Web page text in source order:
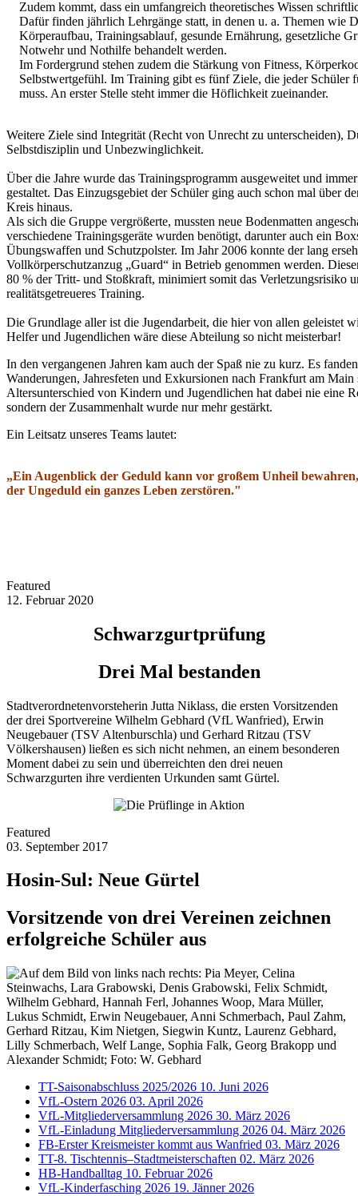
Zudem kommt, dass ein umfangreich theoretisches Wissen
Dafür finden jährlich Lehrgänge statt, in denen u. a. Themen wie
Körperaufbau, Trainingsablauf, gesunde Ernährung, gesetzliche
Notwehr und Nothilfe behandelt werden.
Im Fordergrund stehen zudem die Stärkung von Fitness,
Selbstwertgefühl. Im Training gibt es fünf Ziele, die jeder Schüler
muss. An erster Stelle steht immer die Höflichkeit zueinander.
Weitere Ziele sind Integrität (Recht von Unrecht zu unterscheiden),
Selbstdisziplin und Unbezwinglichkeit.
Über die Jahre wurde das Trainingsprogramm ausgeweitet und
gestaltet. Das Einzugsgebiet der Schüler ging auch schon mal über
Kreis hinaus.
Als sich die Gruppe vergrößerte, mussten neue Bodenmatten
verschiedene Trainingsgeräte wurden benötigt, darunter auch ein
Übungswaffen und Schutzpolster. Im Jahr 2006 konnte der lang
Vollkörperschutzanzug „Guard“ in Betrieb genommen werden.
80 % der Tritt- und Stoßkraft, minimiert somit das Verletzungsrisiko
realitätsgetreueres Training.
Die Grundlage aller ist die Jugendarbeit, die hier von allen geleistet
Helfer und Jugendlichen wäre diese Abteilung so nicht meisterbar!
In den vergangenen Jahren kam auch der Spaß nie zu kurz. Es
Wanderungen, Jahresfeten und Exkursionen nach Frankfurt am Main
Altersunterschied von Kindern und Jugendlichen hat dabei nie eine
sondern der Zusammenhalt wurde nur mehr gestärkt.
Ein Leitsatz unseres Teams lautet:
„Ein Augenblick der Geduld kann vor großem Unheil
der Ungeduld ein ganzes Leben zerstören."
Featured
12. Februar 2020
Schwarzgurtprüfung
Drei Mal bestanden
Stadtverordnetenvorsteherin Jutta Niklass, die ersten Vorsitzenden
der drei Sportvereine Wilhelm Gebhard (VfL Wanfried), Erwin
Neugebauer (TSV Altenburschla) und Gerhard Ritzau (TSV
Völkershausen) ließen es sich nicht nehmen, an einem besonderen
Moment dabei zu sein und überreichten den drei neuen
Schwarzgurten ihre verdienten Urkunden samt Gürtel.
Featured
03. September 2017
Hosin-Sul: Neue Gürtel
Vorsitzende von drei Vereinen zeichnen
erfolgreiche Schüler aus
TT-Saisonabschluss 2025/2026 10. Juni 2026
VfL-Ostern 2026 03. April 2026
VfL-Mitgliederversammlung 2026 30. März 2026
VfL-Einladung Mitgliederversammlung 2026 04. März 2026
FB-Erster Kreismeister kommt aus Wanfried 03. März 2026
TT-8. Tischtennis–Stadtmeisterschaften 02. März 2026
HB-Handballtag 10. Februar 2026
VfL-Kinderfasching 2026 19. Jänner 2026